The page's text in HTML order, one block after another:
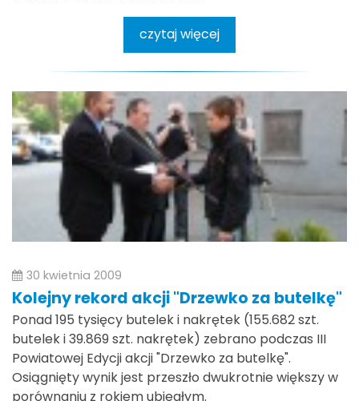
czytaj więcej
30 kwietnia 2009
Kolejny rekord akcji "Drzewko za butelkę"
Ponad 195 tysięcy butelek i nakrętek (155.682 szt.
butelek i 39.869 szt. nakrętek) zebrano podczas III
Powiatowej Edycji akcji "Drzewko za butelkę".
Osiągnięty wynik jest przeszło dwukrotnie większy w
porównaniu z rokiem ubiegłym.